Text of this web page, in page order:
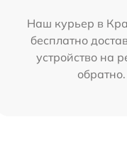
Наш курьер в
бесплатно
устройство на
обратно.